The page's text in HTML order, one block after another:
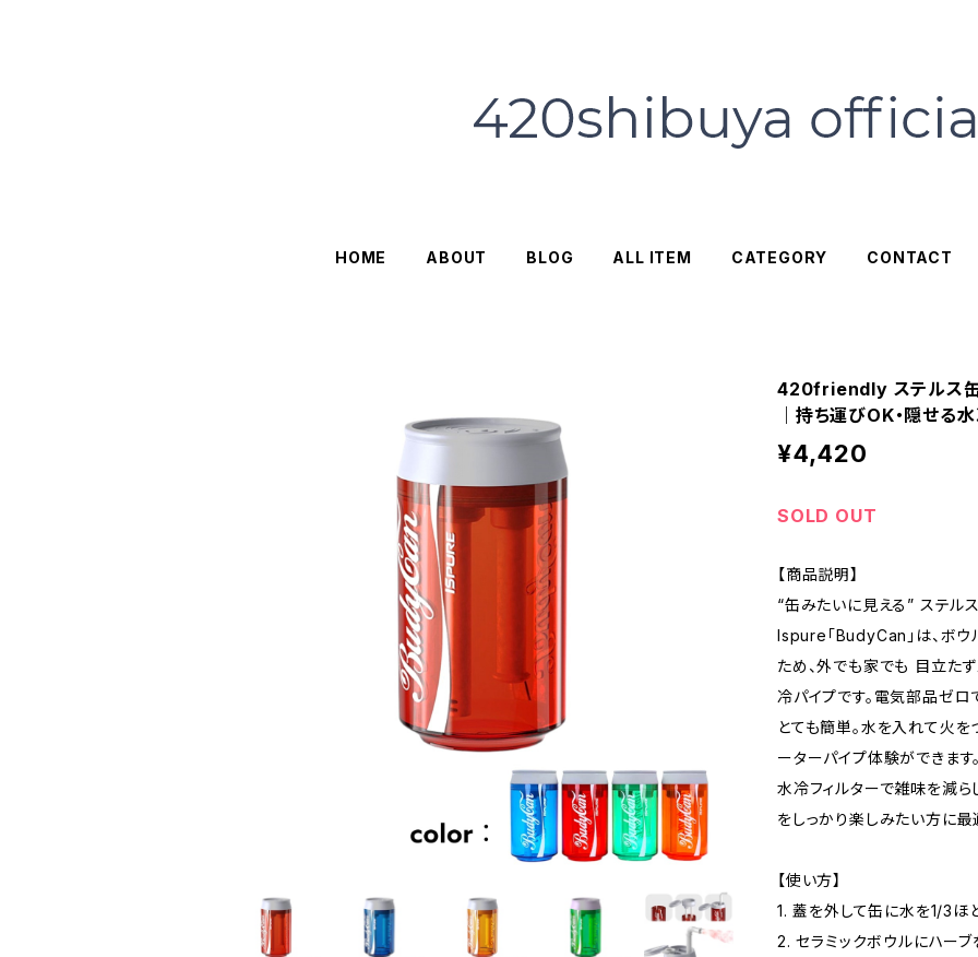
HOME ABOUT BLOG ALL ITEM CATEGORY CONTACT
420friendly ステルス
｜持ち運びOK・隠せる
¥4,420
SOLD OUT
【商品説明】
“缶みたいに見える” ステル
Ispure「BudyCan」は、ボ
ため、外でも家でも 目立た
冷パイプです。電気部品ゼロ
とても簡単。水を入れて火
ーターパイプ体験ができます
水冷フィルターで雑味を減ら
をしっかり楽しみたい方に最
【使い方】
1. 蓋を外して缶に水を1/3ほ
2. セラミックボウルにハーブ